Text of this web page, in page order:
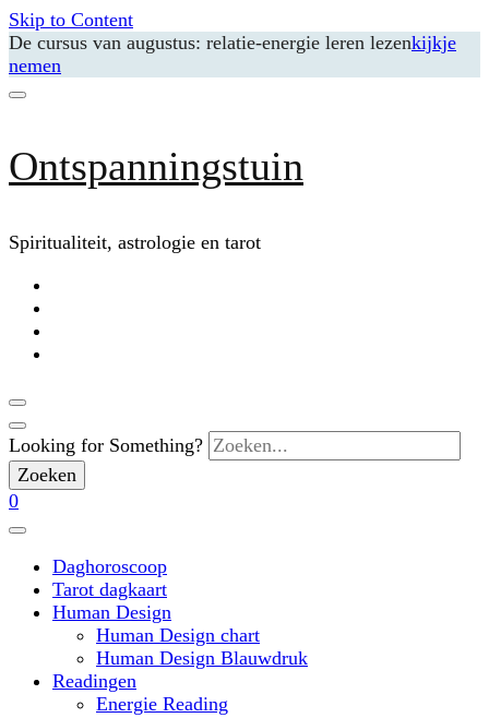
Skip to Content
De cursus van augustus: relatie-energie leren lezenkijkje
nemen
Ontspanningstuin
Spiritualiteit, astrologie en tarot
Looking for Something?
0
Daghoroscoop
Tarot dagkaart
Human Design
Human Design chart
Human Design Blauwdruk
Readingen
Energie Reading